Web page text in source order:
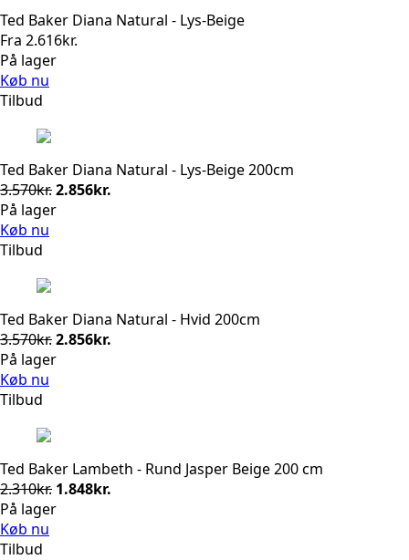
Ted Baker Diana Natural - Lys-Beige
Fra 2.616kr.
På lager
Køb nu
Tilbud
Ted Baker Diana Natural - Lys-Beige 200cm
3.570kr.Den
oprindelige
2.856kr.
På lager
Køb nu
Tilbud
Ted Baker Diana Natural - Hvid 200cm
3.570kr.Den
oprindelige
2.856kr.
På lager
Køb nu
Tilbud
Ted Baker Lambeth - Rund Jasper Beige 200 cm
2.310kr. Den
oprindelige
1.848kr.
På lager
Køb nu
Tilbud